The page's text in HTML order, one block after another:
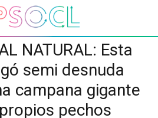
NATURAL: Esta
semi desnuda
campana gigante
pechos